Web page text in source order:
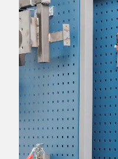
Mobile Arbeitsstationen
Tischplatten
Tischständer
Hubsäule